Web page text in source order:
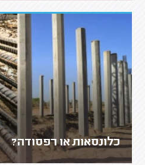
כלונסאות או רפסודה?